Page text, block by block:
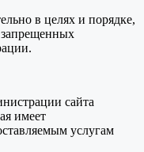
в целях и порядке,
сайта
имеет
услугам